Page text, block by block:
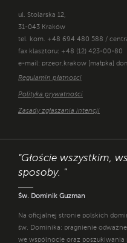
ul. Stolarska 12,
31-043 Kraków
tel. kom. +48 694 480 588 /
fax klasztoru: +48 (12) 423-00-80
e-mail: przeor.krakow [małpka]
Regulamin płatności
Polityka prywatności
Zasady zgłaszania intencji
"Głoście wszystkim,
sposoby. "
Św. Dominik Guzman
Na oficjalnej stronie polskich
św. Dominika: pragnienie
we wspólnocie oraz poszukiwania